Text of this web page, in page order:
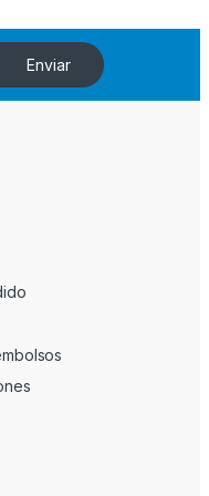
Enviar